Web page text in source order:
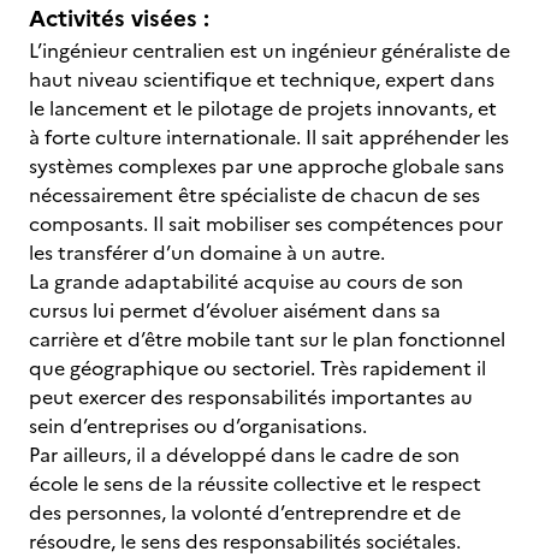
Activités visées :
L’ingénieur centralien est un ingénieur généraliste de
haut niveau scientifique et technique, expert dans
le lancement et le pilotage de projets innovants, et
à forte culture internationale. Il sait appréhender les
systèmes complexes par une approche globale sans
nécessairement être spécialiste de chacun de ses
composants. Il sait mobiliser ses compétences pour
les transférer d’un domaine à un autre.
La grande adaptabilité acquise au cours de son
cursus lui permet d’évoluer aisément dans sa
carrière et d’être mobile tant sur le plan fonctionnel
que géographique ou sectoriel. Très rapidement il
peut exercer des responsabilités importantes au
sein d’entreprises ou d’organisations.
Par ailleurs, il a développé dans le cadre de son
école le sens de la réussite collective et le respect
des personnes, la volonté d’entreprendre et de
résoudre, le sens des responsabilités sociétales.